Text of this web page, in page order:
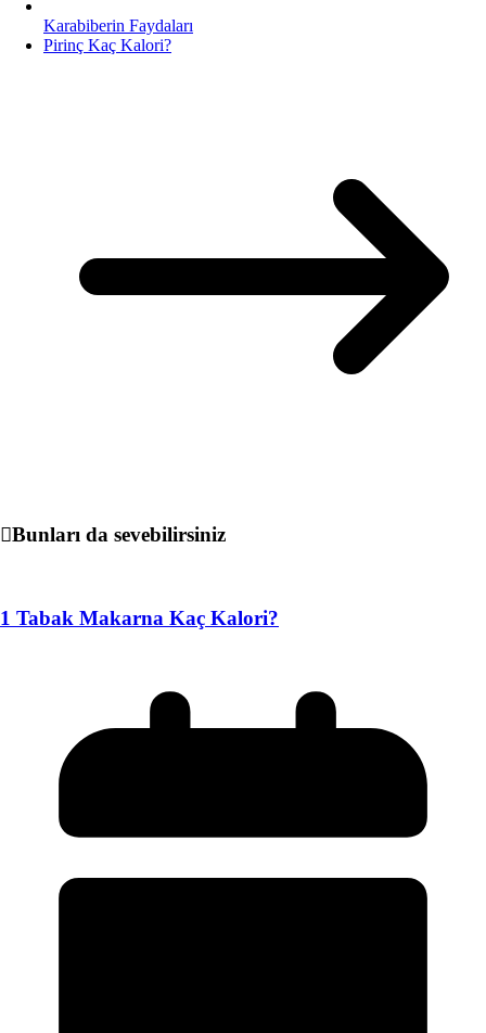
Karabiberin Faydaları
Pirinç Kaç Kalori?
Bunları da sevebilirsiniz
1 Tabak Makarna Kaç Kalori?